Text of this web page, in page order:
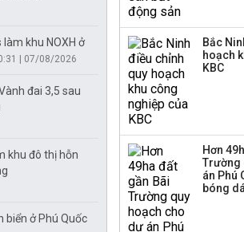
khu NOXH ở
| 07/08/2026
đai 3,5 sau
khu đô thị hỗn
biển ở Phú Quốc
Bắc
hoạch
KBC
Hơn
Trường
án Phú
bóng